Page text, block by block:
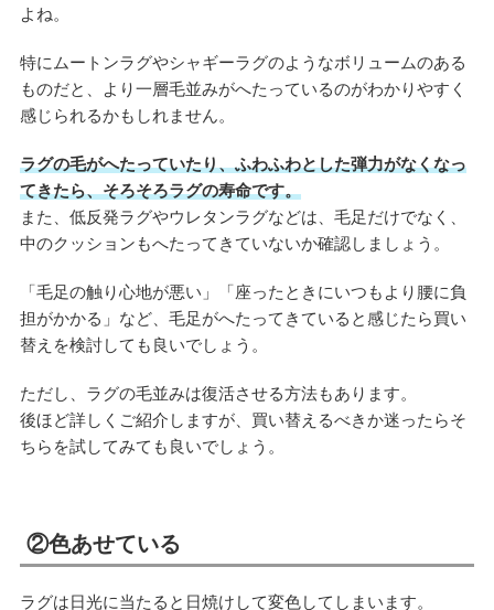
よね。
特にムートンラグやシャギーラグのようなボリュームのある
ものだと、より一層毛並みがへたっているのがわかりやすく
感じられるかもしれません。
ラグの毛がへたっていたり、ふわふわとした弾力がなくなっ
てきたら、そろそろラグの寿命です。
また、低反発ラグやウレタンラグなどは、毛足だけでなく、
中のクッションもへたってきていないか確認しましょう。
「毛足の触り心地が悪い」「座ったときにいつもより腰に負
担がかかる」など、毛足がへたってきていると感じたら買い
替えを検討しても良いでしょう。
ただし、ラグの毛並みは復活させる方法もあります。
後ほど詳しくご紹介しますが、買い替えるべきか迷ったらそ
ちらを試してみても良いでしょう。
②色あせている
ラグは日光に当たると日焼けして変色してしまいます。